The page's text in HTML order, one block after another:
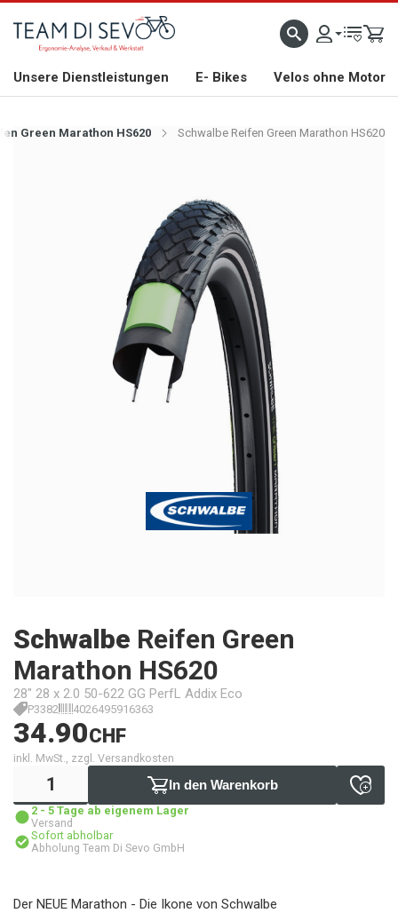
WILLKOMMEN GROSSE AUSWAHL AN RENNRÄDERN, GRAVEL, E-BIKES UND
Unsere Dienstleistungen E- Bikes Velos ohne Motor
Green Marathon HS620 Schwalbe Reifen Green Marathon HS620
Schwalbe Reifen Green
Marathon HS620
28" 28 x 2.0 50-622 GG PerfL Addix Eco
P3382 4026495916363
34.90CHF
inkl. MwSt., zzgl. Versandkosten
In den Warenkorb
2 - 5 Tage ab eigenem Lager
Versand
Sofort abholbar
Abholung Team Di Sevo GmbH
Der NEUE Marathon - Die Ikone von Schwalbe